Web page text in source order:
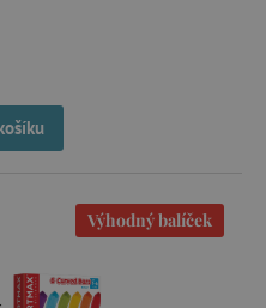
Výhodný balíček